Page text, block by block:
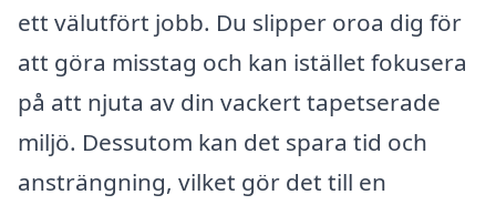
ett välutfört jobb. Du slipper oroa dig för
att göra misstag och kan istället fokusera
på att njuta av din vackert tapetserade
miljö. Dessutom kan det spara tid och
ansträngning, vilket gör det till en